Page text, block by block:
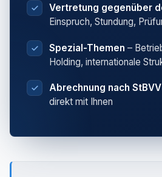
Vertretung gegenüber
Einspruch, Stundung,
Spezial-Themen –
Holding, internationale
Abrechnung nach StBVV
direkt mit Ihnen